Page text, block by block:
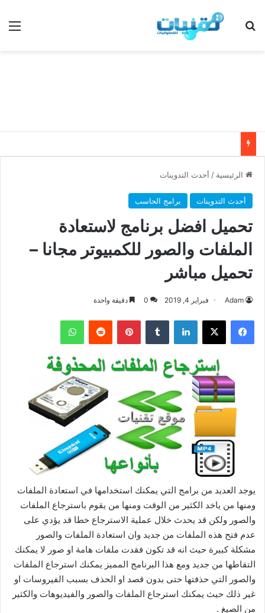
بحث عن
الرئيسية / أحدث التدوينات
أحدث التدوينات برامج الحاسب
تحميل افضل برنامج لاستعادة
الملفات والصور للكمبيوتر مجانا –
تحميل مباشر
Adam فبراير 4, 2019 0 دقيقة واحدة
فيسبوك ‫X لينكدإن بينتيريست واتساب
يوجد العديد من برامج التي يمكنك استخدامها في استعادة الملفات
ومنها من ياخد الكثير من الوقت ومنها من يقوم باسترجاع الملفات
والصور ولكن قد يحدث خلال عملية الاسترجاع خطا قد يؤدي على
عدم فتح هذه الملفات من جديد وان استعادة الملفات والصور
مشكلة كبيرة حيث انه قد تكون فقدت ملفات هامة او صور لا يمكنك
التقاطها من جديد ومع هذا البرنامج المميز يمكنك استرجاع الملفات
والصور التي حذفتها حتى بدون قصد او الحذف بسبب الفيروسات او
غير ذلك حيث يمكنك استرجاع الملفات والصور والفيديوهات والكثير
من الصيغ .